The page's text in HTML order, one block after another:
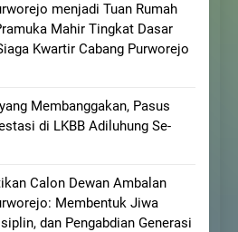
menjadi Tuan Rumah
Mahir Tingkat Dasar
Kwartir Cabang Purworejo
Membanggakan, Pasus
di LKBB Adiluhung Se-
Calon Dewan Ambalan
Membentuk Jiwa
dan Pengabdian Generasi